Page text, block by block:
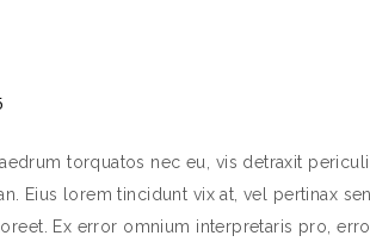
torquatos nec eu, vis detraxit
Eius lorem tincidunt vix at, vel pertinax
Ex error omnium interpretaris pro,